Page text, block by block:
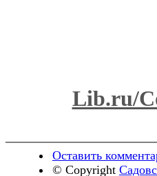
Lib.ru/
Оставить
© Copyright